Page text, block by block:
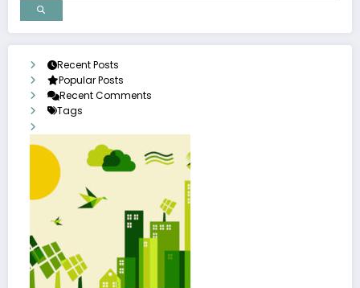
Recent Posts
Popular Posts
Recent Comments
Tags